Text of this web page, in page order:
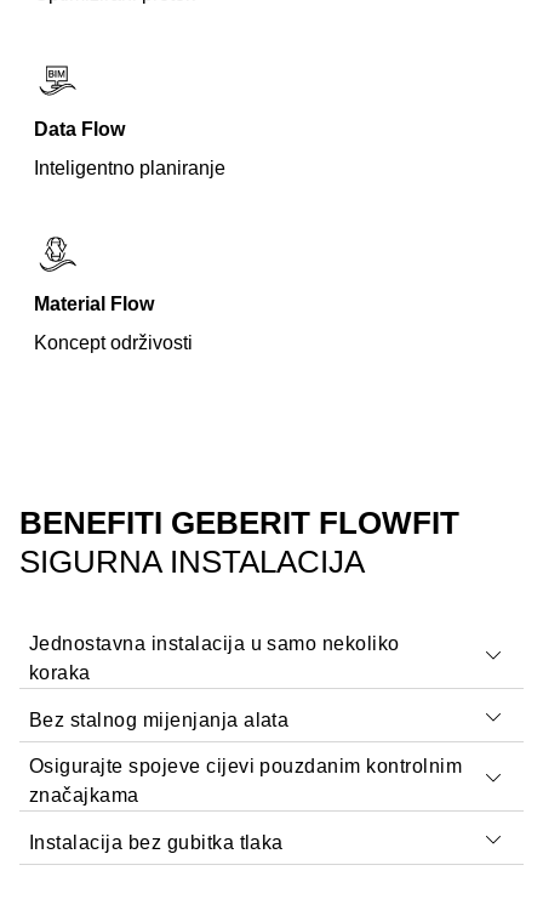
Data Flow
Inteligentno planiranje
Material Flow
Koncept održivosti
BENEFITI GEBERIT FLOWFIT
SIGURNA INSTALACIJA
Jednostavna instalacija u samo nekoliko
koraka
Bez stalnog mijenjanja alata
Osigurajte spojeve cijevi pouzdanim kontrolnim
značajkama
Instalacija bez gubitka tlaka